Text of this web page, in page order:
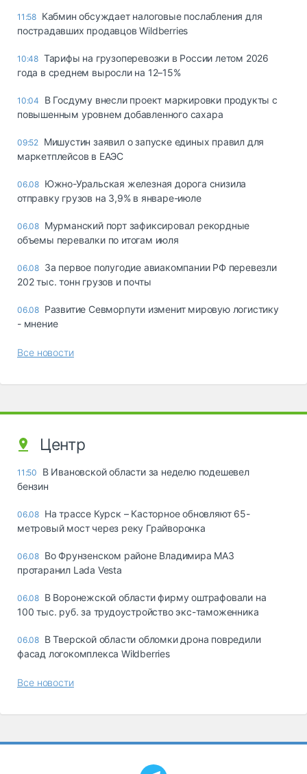
11:58 Кабмин обсуждает налоговые послабления для
пострадавших продавцов Wildberries
10:48 Тарифы на грузоперевозки в России летом 2026
года в среднем выросли на 12–15%
10:04
В Госдуму внесли проект маркировки продукты с
повышенным уровнем добавленного сахара
09:52 Мишустин заявил о запуске единых правил для
маркетплейсов в ЕАЭС
06.08 Южно-Уральская железная дорога снизила
отправку грузов на 3,9% в январе-июле
06.08 Мурманский порт зафиксировал рекордные
объемы перевалки по итогам июля
06.08 За первое полугодие авиакомпании РФ перевезли
202 тыс. тонн грузов и почты
06.08 Развитие Севморпути изменит мировую логистику
- мнение
Все новости
Центр
11:50
В Ивановской области за неделю подешевел
бензин
06.08 На трассе Курск – Касторное обновляют 65-
метровый мост через реку Грайворонка
06.08 Во Фрунзенском районе Владимира МАЗ
протаранил Lada Vesta
06.08 В Воронежской области фирму оштрафовали на
100 тыс. руб. за трудоустройство экс-таможенника
06.08 В Тверской области обломки дрона повредили
фасад логокомплекса Wildberries
Все новости